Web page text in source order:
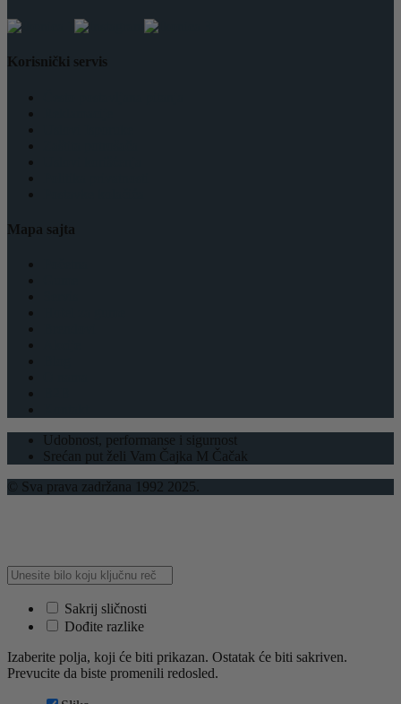
Korisnički servis
Mapa sajta
Udobnost, performanse i sigurnost
Srećan put želi Vam Čajka M Čačak
© Sva prava zadržana 1992 2025.
Sakrij sličnosti
Dođite razlike
Izaberite polja, koji će biti prikazan. Ostatak će biti sakriven.
Prevucite da biste promenili redosled.